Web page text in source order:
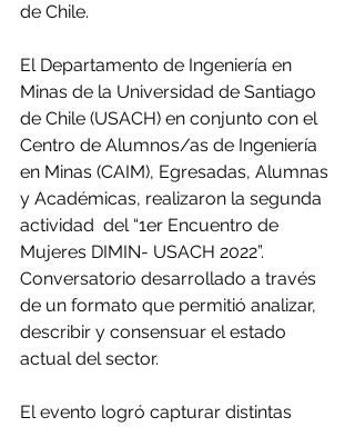
de Chile.
El Departamento de Ingeniería en
Minas de la Universidad de Santiago
de Chile (USACH) en conjunto con el
Centro de Alumnos/as de Ingeniería
en Minas (CAIM), Egresadas, Alumnas
y Académicas, realizaron la segunda
actividad  del “1er Encuentro de
Mujeres DIMIN- USACH 2022”.
Conversatorio desarrollado a través
de un formato que permitió analizar,
describir y consensuar el estado
actual del sector.
El evento logró capturar distintas